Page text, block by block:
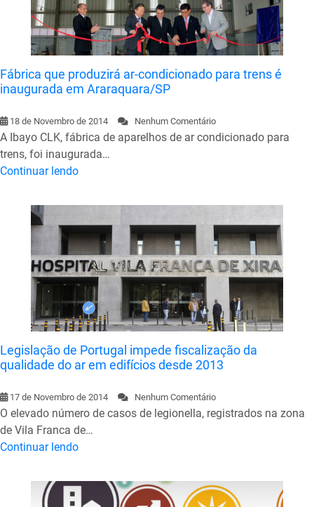
Fábrica que produzirá ar-condicionado para trens é
inaugurada em Araraquara/SP
18 de Novembro de 2014 Nenhum Comentário
A Ibayo CLK, fábrica de aparelhos de ar condicionado para
trens, foi inaugurada…
Continuar lendo
Legislação de Portugal impede fiscalização da
qualidade do ar em edifícios desde 2013
17 de Novembro de 2014 Nenhum Comentário
O elevado número de casos de legionella, registrados na zona
de Vila Franca de…
Continuar lendo